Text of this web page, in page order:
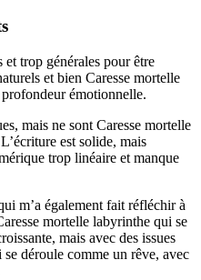
trop générales pour être
et bien Caresse mortelle
émotionnelle.
mais ne sont Caresse mortelle
est solide, mais
trop linéaire et manque
m’a également fait réfléchir à
mortelle labyrinthe qui se
mais avec des issues
déroule comme un rêve, avec